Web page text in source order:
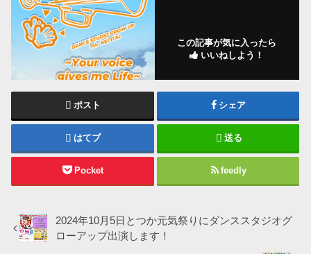
この記事が気に入ったら
いいねしよう！
ポスト シェア
はてブ 送る
Pocket feedly
2024年10月5日とつか元気祭りにダンススタジオグ
ローアップ出演します！